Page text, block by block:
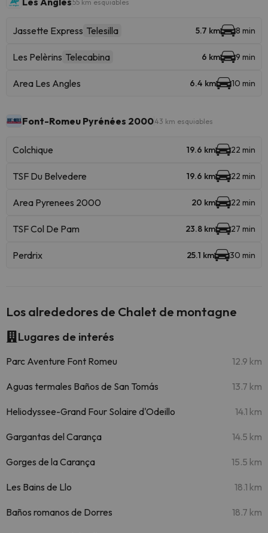
55 km esquiables
Jassette Express Telesilla 5.7 km 8 min
Les Pelèrins Telecabina 6 km 9 min
Area Les Angles 6.4 km 10 min
Font-Romeu Pyrénées 200043 km esquiables
Colchique 19.6 km 22 min
TSF Du Belvedere 19.6 km 22 min
Area Pyrenees 2000 20 km 22 min
TSF Col De Pam 23.8 km 27 min
Perdrix 25.1 km 30 min
Los alrededores de Chalet de montagne
Lugares de interés
Parc Aventure Font Romeu 12.9 km
Aguas termales Baños de San Tomás 13.7 km
Heliodyssee-Grand Four Solaire d'Odeillo 14.1 km
Gargantas del Carança 14.5 km
Gorges de la Carança 15.5 km
Les Bains de Llo 18.1 km
Baños romanos de Dorres 18.7 km